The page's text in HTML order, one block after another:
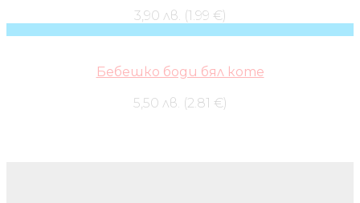
3,90 лв. (1.99 €)
Бебешко боди бял коте
5,50 лв. (2.81 €)